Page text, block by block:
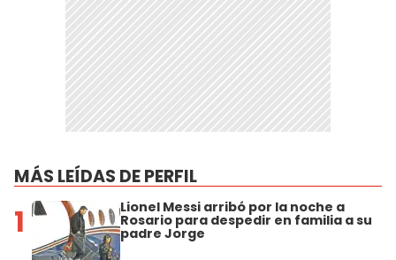
MÁS LEÍDAS DE PERFIL
1 Lionel Messi arribó por la noche a
Rosario para despedir en familia a su
padre Jorge